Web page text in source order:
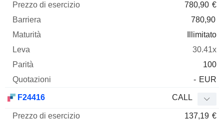
780,90 €
780,90
Illimitato
30.41x
100
- EUR
F24416 CALL
137,19 €